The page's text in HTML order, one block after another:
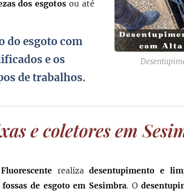
dos esgotosou até
do esgoto com
e os
de trabalhos.
e coletores em
realizadesentupimento e
de esgoto em Sesimbra. O d